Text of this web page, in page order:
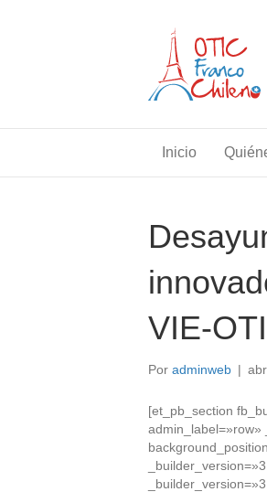
Inicio
VIE-
Por adminweb |
[et_pb_section
admin_label=»row»